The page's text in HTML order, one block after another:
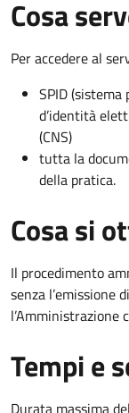
Cosa
Per accedere al
SPID
d’identità
(CNS)
tutta la
della pratica.
Cosa si
Il procedimento
senza l’emissione
l’Amministrazione
Tempi e
Durata massima